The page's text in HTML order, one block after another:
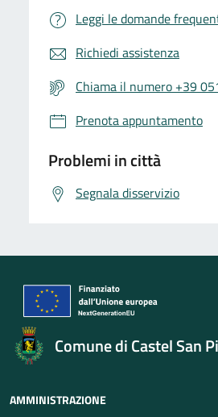
Leggi le domande
Richiedi assistenza
Chiama il numero +39
Prenota appuntamento
Problemi in città
Segnala disservizio
Comune di Castel San
AMMINISTRAZIONE